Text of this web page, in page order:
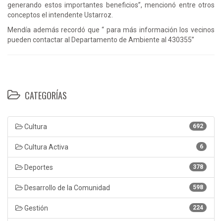
generando estos importantes beneficios”, mencionó entre otros
conceptos el intendente Ustarroz.
Mendía además recordó que “ para más información los vecinos
pueden contactar al Departamento de Ambiente al 430355”
CATEGORÍAS
692
Cultura
6
Cultura Activa
378
Deportes
598
Desarrollo de la Comunidad
224
Gestión